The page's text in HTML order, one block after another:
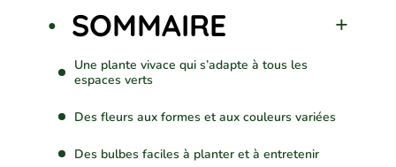
SOMMAIRE
Une plante vivace qui s’adapte à tous les
espaces verts
Des fleurs aux formes et aux couleurs variées
Des bulbes faciles à planter et à entretenir